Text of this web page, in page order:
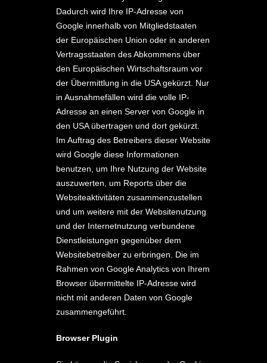
Dadurch wird Ihre IP-Adresse von
Google innerhalb von Mitgliedstaaten
der Europäischen Union oder in anderen
Vertragsstaaten des Abkommens über
den Europäischen Wirtschaftsraum vor
der Übermittlung in die USA gekürzt. Nur
in Ausnahmefällen wird die volle IP-
Adresse an einen Server von Google in
den USA übertragen und dort gekürzt.
Im Auftrag des Betreibers dieser Website
wird Google diese Informationen
benutzen, um Ihre Nutzung der Website
auszuwerten, um Reports über die
Websiteaktivitäten zusammenzustellen
und um weitere mit der Websitenutzung
und der Internetnutzung verbundene
Dienstleistungen gegenüber dem
Websitebetreiber zu erbringen. Die im
Rahmen von Google Analytics von Ihrem
Browser übermittelte IP-Adresse wird
nicht mit anderen Daten von Google
zusammengeführt.
Browser Plugin